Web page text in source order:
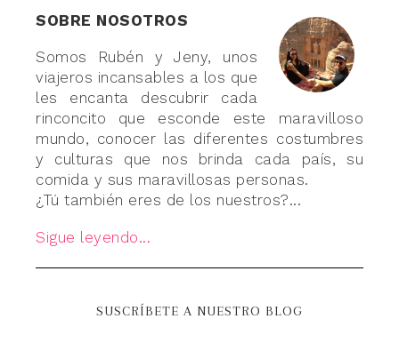
SOBRE NOSOTROS
Somos Rubén y Jeny, unos
viajeros incansables a los que
les encanta descubrir cada
rinconcito que esconde este maravilloso
mundo, conocer las diferentes costumbres
y culturas que nos brinda cada país, su
comida y sus maravillosas personas.
¿Tú también eres de los nuestros?...
Sigue leyendo...
SUSCRÍBETE A NUESTRO BLOG